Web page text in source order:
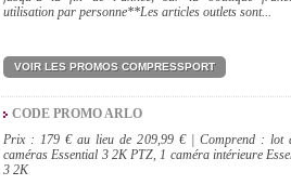
utilisation par personne**Les articles outlets sont...
VOIR LES PROMOS COMPRESSPORT
CODE PROMO ARLO
Prix : 179 € au lieu de 209,99 € | Comprend : lot
caméras Essential 3 2K PTZ, 1 caméra intérieure
3 2K